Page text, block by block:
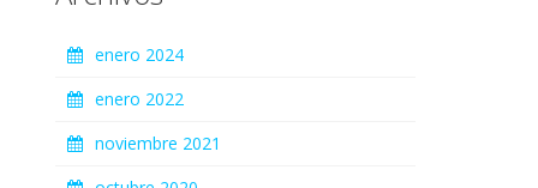
enero 2024
enero 2022
noviembre 2021